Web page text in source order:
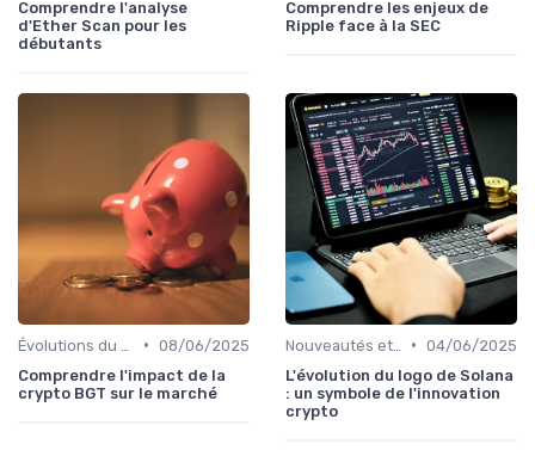
Comprendre l'analyse
d'Ether Scan pour les
débutants
Comprendre les enjeux de
Ripple face à la SEC
• 08/06/2025
Comprendre l'impact de la
crypto BGT sur le marché
• 04/06/2025
L'évolution du logo de Solana
: un symbole de l'innovation
crypto